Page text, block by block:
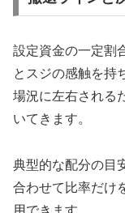
設定資金の一定割
とスジの感触を持
場況に左右される
いてきます。
典型的な配分の目
合わせて比率だけ